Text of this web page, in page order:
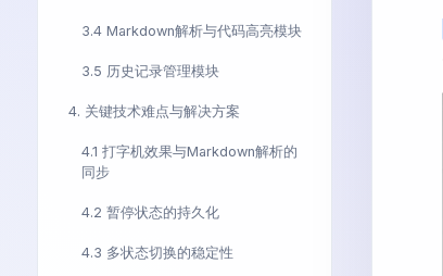
3.4 Markdown解析与代码高亮模块
3.5 历史记录管理模块
4. 关键技术难点与解决方案
4.1 打字机效果与Markdown解析的
同步
4.2 暂停状态的持久化
4.3 多状态切换的稳定性